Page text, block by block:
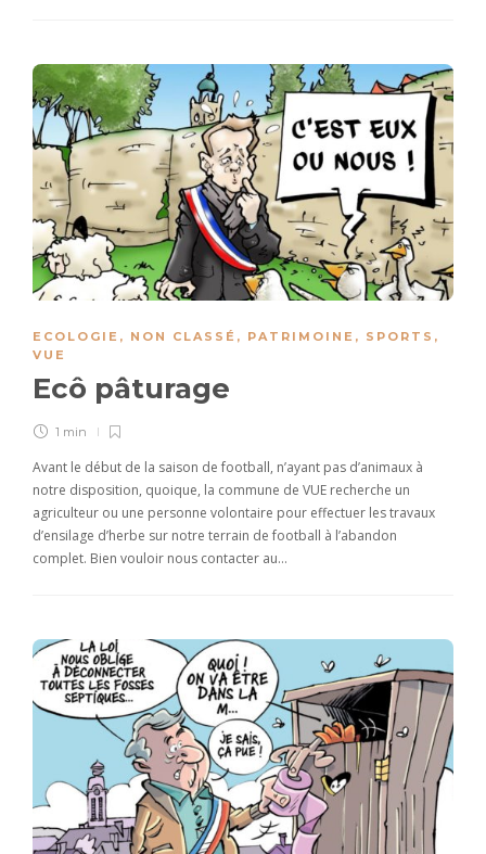
ECOLOGIE , NON CLASSÉ , PATRIMOINE , SPORTS ,
VUE
Ecô pâturage
1 min
Avant le début de la saison de football, n’ayant pas d’animaux à
notre disposition, quoique, la commune de VUE recherche un
agriculteur ou une personne volontaire pour effectuer les travaux
d’ensilage d’herbe sur notre terrain de football à l’abandon
complet. Bien vouloir nous contacter au…